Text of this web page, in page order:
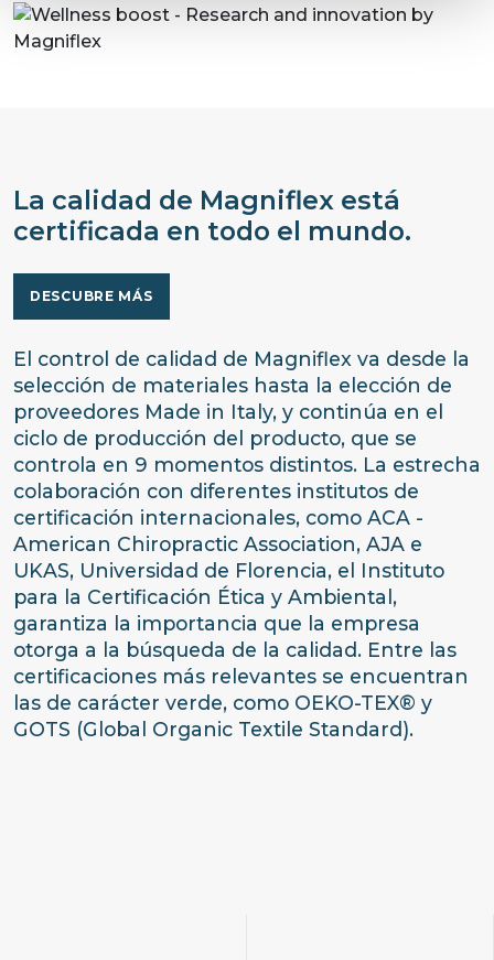
La calidad de Magniflex está
certificada en todo el mundo.
DESCUBRE MÁS
El control de calidad de Magniflex va desde la
selección de materiales hasta la elección de
proveedores Made in Italy, y continúa en el
ciclo de producción del producto, que se
controla en 9 momentos distintos. La estrecha
colaboración con diferentes institutos de
certificación internacionales, como ACA -
American Chiropractic Association, AJA e
UKAS, Universidad de Florencia, el Instituto
para la Certificación Ética y Ambiental,
garantiza la importancia que la empresa
otorga a la búsqueda de la calidad. Entre las
certificaciones más relevantes se encuentran
las de carácter verde, como OEKO-TEX® y
GOTS (Global Organic Textile Standard).